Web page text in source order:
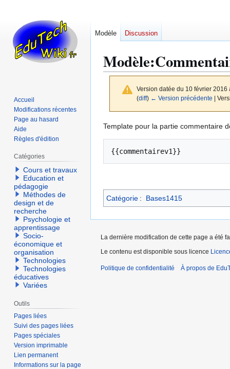
Modèle:
Version datée du 10 février
(diff) ← Version précédente |
Aller
Aller
Template pour la partie commentaire
Catégorie : Bases1415
Modèle Discussion
Accueil
Modifications récentes
Page au hasard
Aide
Règles d'édition
Catégories
Cours et travaux
Education et
pédagogie
Méthodes de
design et de
recherche
Psychologie et
apprentissage
Socio-
économique et
organisation
Technologies
Technologies
éducatives
Variées
Outils
Pages liées
Suivi des pages liées
Pages spéciales
Version imprimable
Lien permanent
Informations sur la page
La dernière modification de cette page a été
Le contenu est disponible sous licence
Politique de confidentialité À propos de